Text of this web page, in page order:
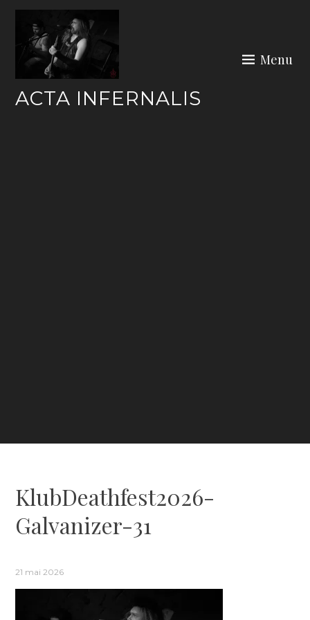
Skip
content
ACTA INFERNALIS
Menu
KlubDeathfest2026-
Galvanizer-31
21 mai 2026